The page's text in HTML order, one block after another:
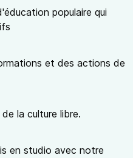
populaire qui
et des actions de
la culture libre.
en studio avec notre